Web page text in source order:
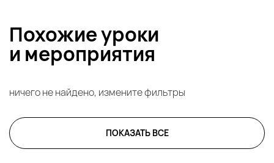
Похожие уроки
и мероприятия
ничего не найдено, измените фильтры
ПОКАЗАТЬ ВСЕ